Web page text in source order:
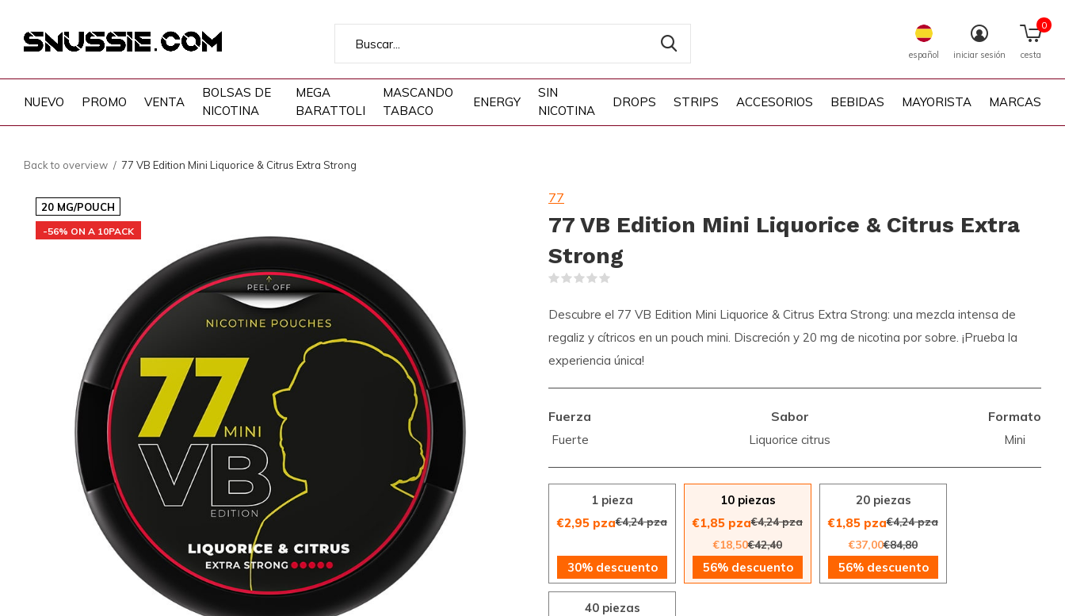
NUEVO PROMO VENTA
BOLSAS DE
NICOTINA
MEGA
BARATTOLI
MASCANDO
TABACO
ENERGY
SIN
NICOTINA
DROPS STRIPS ACCESORIOS BEBIDAS MAYORISTA MARCAS
español iniciar sesión cesta
0
Back to overview 77 VB Edition Mini Liquorice & Citrus Extra Strong
20 MG/POUCH
-56% ON A 10PACK
77
77 VB Edition Mini Liquorice & Citrus Extra
Strong
Descubre el 77 VB Edition Mini Liquorice & Citrus Extra Strong: una mezcla intensa de
regaliz y cítricos en un pouch mini. Discreción y 20 mg de nicotina por sobre. ¡Prueba la
experiencia única!
Fuerza
Fuerte
Sabor
Liquorice citrus
Formato
Mini
1 pieza
€2,95 pza€4,24 pza
30% descuento
10 piezas
€1,85 pza€4,24 pza
€18,50€42,40
56% descuento
20 piezas
€1,85 pza€4,24 pza
€37,00€84,80
56% descuento
40 piezas